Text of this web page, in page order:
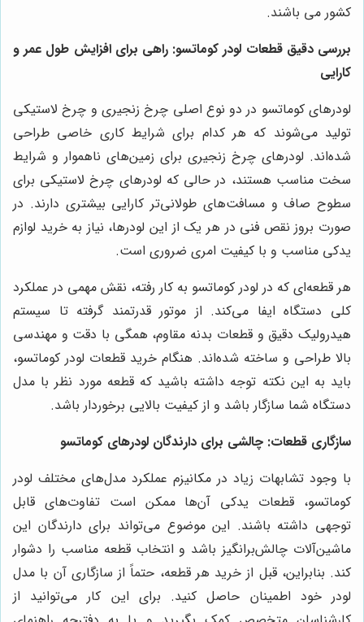
کشور می باشند.
بررسی دقیق قطعات لودر کوماتسو: راهی برای افزایش طول عمر و
کارایی
لودرهای کوماتسو در دو نوع اصلی چرخ زنجیری و چرخ لاستیکی
تولید می‌شوند که هر کدام برای شرایط کاری خاصی طراحی
شده‌اند. لودرهای چرخ زنجیری برای زمین‌های ناهموار و شرایط
سخت مناسب هستند، در حالی که لودرهای چرخ لاستیکی برای
سطوح صاف و مسافت‌های طولانی‌تر کارایی بیشتری دارند. در
صورت بروز نقص فنی در هر یک از این لودرها، نیاز به خرید لوازم
یدکی مناسب و با کیفیت امری ضروری است.
هر قطعه‌ای که در لودر کوماتسو به کار رفته، نقش مهمی در عملکرد
کلی دستگاه ایفا می‌کند. از موتور قدرتمند گرفته تا سیستم
هیدرولیک دقیق و قطعات بدنه مقاوم، همگی با دقت و مهندسی
بالا طراحی و ساخته شده‌اند. هنگام خرید قطعات لودر کوماتسو،
باید به این نکته توجه داشته باشید که قطعه مورد نظر با مدل
دستگاه شما سازگار باشد و از کیفیت بالایی برخوردار باشد.
سازگاری قطعات: چالشی برای دارندگان لودرهای کوماتسو
با وجود تشابهات زیاد در مکانیزم عملکرد مدل‌های مختلف لودر
کوماتسو، قطعات یدکی آن‌ها ممکن است تفاوت‌های قابل
توجهی داشته باشند. این موضوع می‌تواند برای دارندگان این
ماشین‌آلات چالش‌برانگیز باشد و انتخاب قطعه مناسب را دشوار
کند. بنابراین، قبل از خرید هر قطعه، حتماً از سازگاری آن با مدل
لودر خود اطمینان حاصل کنید. برای این کار می‌توانید از